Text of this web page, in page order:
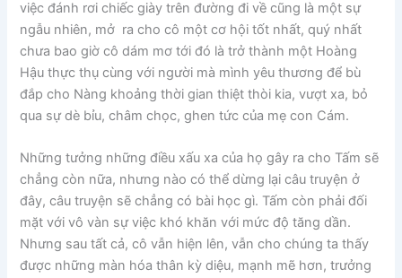
việc đánh rơi chiếc giày trên đường đi về cũng là một sự
ngẫu nhiên, mở ra cho cô một cơ hội tốt nhất, quý nhất
chưa bao giờ cô dám mơ tới đó là trở thành một Hoàng
Hậu thực thụ cùng với người mà mình yêu thương để bù
đắp cho Nàng khoảng thời gian thiệt thòi kia, vượt xa, bỏ
qua sự dè bỉu, châm chọc, ghen tức của mẹ con Cám.
Những tưởng những điều xấu xa của họ gây ra cho Tấm sẽ
chẳng còn nữa, nhưng nào có thể dừng lại câu truyện ở
đây, câu truyện sẽ chẳng có bài học gì. Tấm còn phải đối
mặt với vô vàn sự việc khó khăn với mức độ tăng dần.
Nhưng sau tất cả, cô vẫn hiện lên, vẫn cho chúng ta thấy
được những màn hóa thân kỳ diệu, mạnh mẽ hơn, trưởng